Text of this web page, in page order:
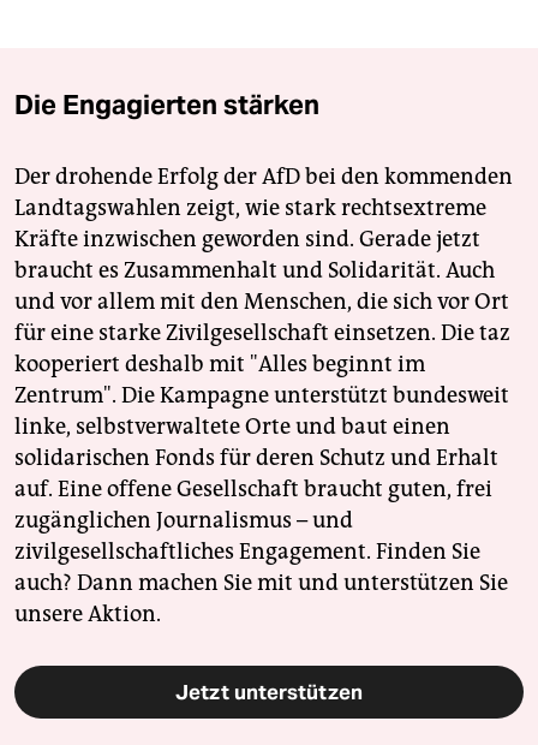
Die Engagierten stärken
Der drohende Erfolg der AfD bei den kommenden
Landtagswahlen zeigt, wie stark rechtsextreme
Kräfte inzwischen geworden sind. Gerade jetzt
braucht es Zusammenhalt und Solidarität. Auch
und vor allem mit den Menschen, die sich vor Ort
für eine starke Zivilgesellschaft einsetzen. Die taz
kooperiert deshalb mit "Alles beginnt im
Zentrum". Die Kampagne unterstützt bundesweit
linke, selbstverwaltete Orte und baut einen
solidarischen Fonds für deren Schutz und Erhalt
auf. Eine offene Gesellschaft braucht guten, frei
zugänglichen Journalismus – und
zivilgesellschaftliches Engagement. Finden Sie
auch? Dann machen Sie mit und unterstützen Sie
unsere Aktion.
Jetzt unterstützen